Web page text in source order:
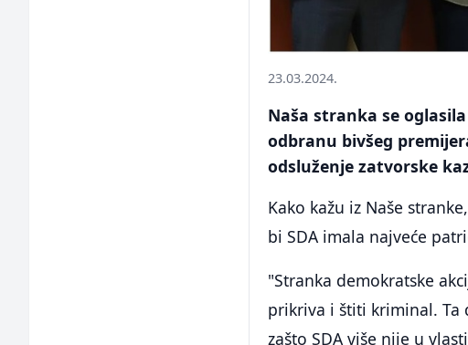
23.03.2024.
Naša stranka se
odbranu bivšeg
odsluženje zatvorske
Kako kažu iz Naše
bi SDA imala najveće
"Stranka demokratske
prikriva i štiti kriminal. Ta
zašto SDA više nije u